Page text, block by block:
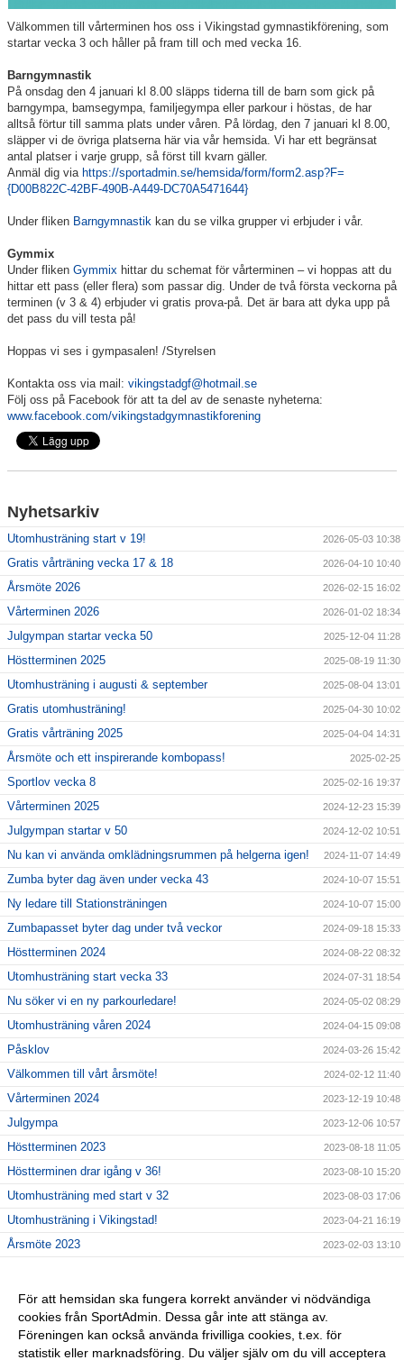
Välkommen till vårterminen hos oss i Vikingstad gymnastikförening, som
startar vecka 3 och håller på fram till och med vecka 16.
Barngymnastik
På onsdag den 4 januari kl 8.00 släpps tiderna till de barn som gick på
barngympa, bamsegympa, familjegympa eller parkour i höstas, de har
alltså förtur till samma plats under våren. På lördag, den 7 januari kl 8.00,
släpper vi de övriga platserna här via vår hemsida. Vi har ett begränsat
antal platser i varje grupp, så först till kvarn gäller.
Anmäl dig via https://sportadmin.se/hemsida/form/form2.asp?F=
{D00B822C-42BF-490B-A449-DC70A5471644}
Under fliken Barngymnastik kan du se vilka grupper vi erbjuder i vår.
Gymmix
Under fliken Gymmix hittar du schemat för vårterminen – vi hoppas att du
hittar ett pass (eller flera) som passar dig. Under de två första veckorna på
terminen (v 3 & 4) erbjuder vi gratis prova-på. Det är bara att dyka upp på
det pass du vill testa på!
Hoppas vi ses i gympasalen! /Styrelsen
Kontakta oss via mail: vikingstadgf@hotmail.se
Följ oss på Facebook för att ta del av de senaste nyheterna:
www.facebook.com/vikingstadgymnastikforening
Nyhetsarkiv
Utomhusträning start v 19! 2026-05-03 10:38
Gratis vårträning vecka 17 & 18 2026-04-10 10:40
Årsmöte 2026 2026-02-15 16:02
Vårterminen 2026 2026-01-02 18:34
Julgympan startar vecka 50 2025-12-04 11:28
Höstterminen 2025 2025-08-19 11:30
Utomhusträning i augusti & september 2025-08-04 13:01
Gratis utomhusträning! 2025-04-30 10:02
Gratis vårträning 2025 2025-04-04 14:31
Årsmöte och ett inspirerande kombopass! 2025-02-25
Sportlov vecka 8 2025-02-16 19:37
Vårterminen 2025 2024-12-23 15:39
Julgympan startar v 50 2024-12-02 10:51
Nu kan vi använda omklädningsrummen på helgerna igen! 2024-11-07 14:49
Zumba byter dag även under vecka 43 2024-10-07 15:51
Ny ledare till Stationsträningen 2024-10-07 15:00
Zumbapasset byter dag under två veckor 2024-09-18 15:33
Höstterminen 2024 2024-08-22 08:32
Utomhusträning start vecka 33 2024-07-31 18:54
Nu söker vi en ny parkourledare! 2024-05-02 08:29
Utomhusträning våren 2024 2024-04-15 09:08
Påsklov 2024-03-26 15:42
Välkommen till vårt årsmöte! 2024-02-12 11:40
Vårterminen 2024 2023-12-19 10:48
Julgympa 2023-12-06 10:57
Höstterminen 2023 2023-08-18 11:05
Höstterminen drar igång v 36! 2023-08-10 15:20
Utomhusträning med start v 32 2023-08-03 17:06
Utomhusträning i Vikingstad! 2023-04-21 16:19
Årsmöte 2023 2023-02-03 13:10
Julgympa 2022/2023 2022-12-16 16:16
Höstterminen 2022 - start v 37 2022-09-01 08:37
Utegympa sommar/höst 2022 2022-08-08 13:17
För att hemsidan ska fungera korrekt använder vi nödvändiga
cookies från SportAdmin. Dessa går inte att stänga av.
Föreningen kan också använda frivilliga cookies, t.ex. för
statistik eller marknadsföring. Du väljer själv om du vill acceptera